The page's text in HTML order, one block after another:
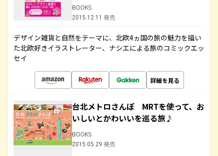
BOOKS
2015.12.11 発売
デザイン雑貨と自然をテーマに、北欧4ヵ国の旅の魅力を描い
た北欧好きイラストレーター、ナシエによる旅のコミックエッ
セイ
詳細を見る
台北メトロさんぽ MRTを使って、お
いしいとかわいいを巡る旅♪
BOOKS
2015.05.29 発売